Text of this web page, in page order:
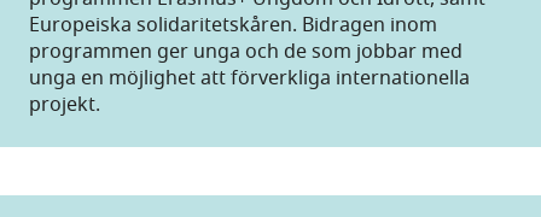
Europeiska solidaritetskåren. Bidragen inom
programmen ger unga och de som jobbar med
unga en möjlighet att förverkliga internationella
projekt.